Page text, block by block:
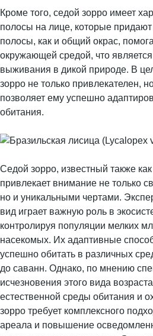
Кроме того, седой зорро имеет
полосы на лице, которые
полосы, как и общий окрас,
окружающей средой, что
выживания в дикой природе. В
зорро не только привлекателен,
позволяет ему успешно
обитания.
Седой зорро, известный также
привлекает внимание не только
но и уникальными чертами.
вид играет важную роль в
контролируя популяции мелких
насекомых. Их адаптивные
успешно обитать в различных
до саванн. Однако, по мнению
исчезновения этого вида
естественной среды обитания и
зорро требует комплексного
ареала и повышение